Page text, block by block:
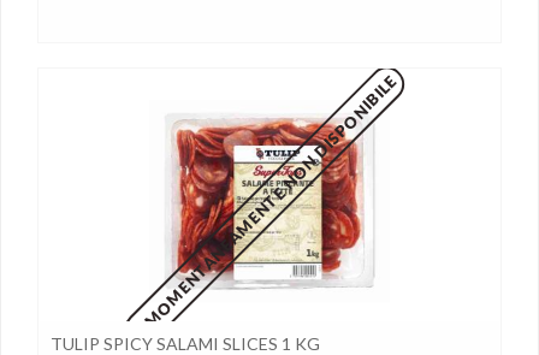
MOMENTANEAMENTE NON DISPONIBILE
TULIP SPICY SALAMI SLICES 1 KG